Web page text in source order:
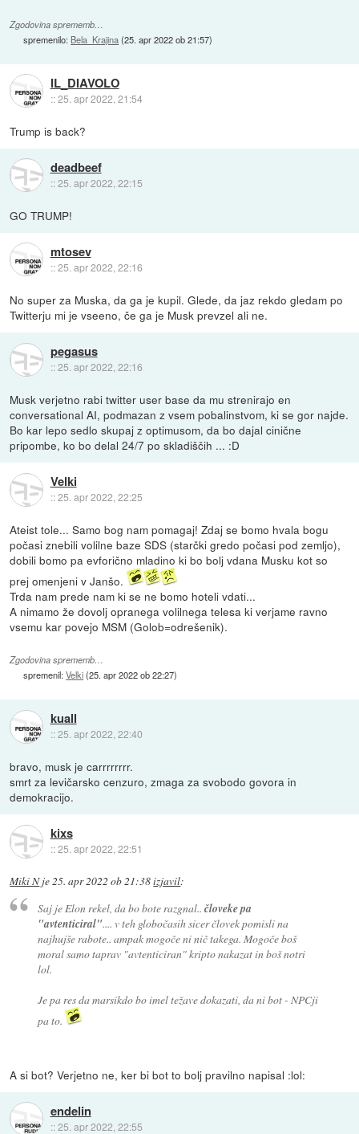
Zgodovina sprememb…
spremenilo: Bela_Krajina(25. apr 2022 ob 21:57)
IL_DIAVOLO
::25. apr 2022, 21:54
Trump is back?
deadbeef
::25. apr 2022, 22:15
GO TRUMP!
mtosev
::25. apr 2022, 22:16
No super za Muska, da ga je kupil. Glede, da jaz rekdo gledam po
Twitterju mi je vseeno, če ga je Musk prevzel ali ne.
pegasus
::25. apr 2022, 22:16
Musk verjetno rabi twitter user base da mu strenirajo en
conversational AI, podmazan z vsem pobalinstvom, ki se gor najde.
Bo kar lepo sedlo skupaj z optimusom, da bo dajal cinične
pripombe, ko bo delal 24/7 po skladiščih ... :D
Velki
::25. apr 2022, 22:25
Ateist tole... Samo bog nam pomagaj! Zdaj se bomo hvala bogu
počasi znebili volilne baze SDS (starčki gredo počasi pod zemljo),
dobili bomo pa evforično mladino ki bo bolj vdana Musku kot so
prej omenjeni v Janšo.
Trda nam prede nam ki se ne bomo hoteli vdati...
A nimamo že dovolj opranega volilnega telesa ki verjame ravno
vsemu kar povejo MSM (Golob=odrešenik).
Zgodovina sprememb…
spremenil:Velki(25. apr 2022 ob 22:27)
kuall
::25. apr 2022, 22:40
bravo, musk je carrrrrrrr.
smrt za levičarsko cenzuro, zmaga za svobodo govora in
demokracijo.
kixs
::25. apr 2022, 22:51
Miki Nje25. apr 2022 ob 21:38izjavil:
Saj je Elon rekel, da bo bote razgnal.. človeke pa
"avtenticiral".... v teh globočasih sicer človek pomisli na
najhujše rabote.. ampak mogoče ni nič takega. Mogoče boš
moral samo taprav "avtenticiran" kripto nakazat in boš notri
lol.
Je pa res da marsikdo bo imel težave dokazati, da ni bot - NPCji
pa to.
A si bot? Verjetno ne, ker bi bot to bolj pravilno napisal :lol:
endelin
::25. apr 2022, 22:55